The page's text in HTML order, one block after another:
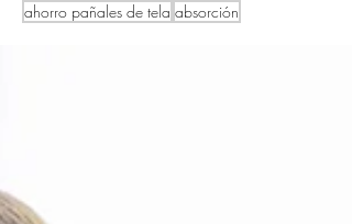
ahorro pañales de tela absorción